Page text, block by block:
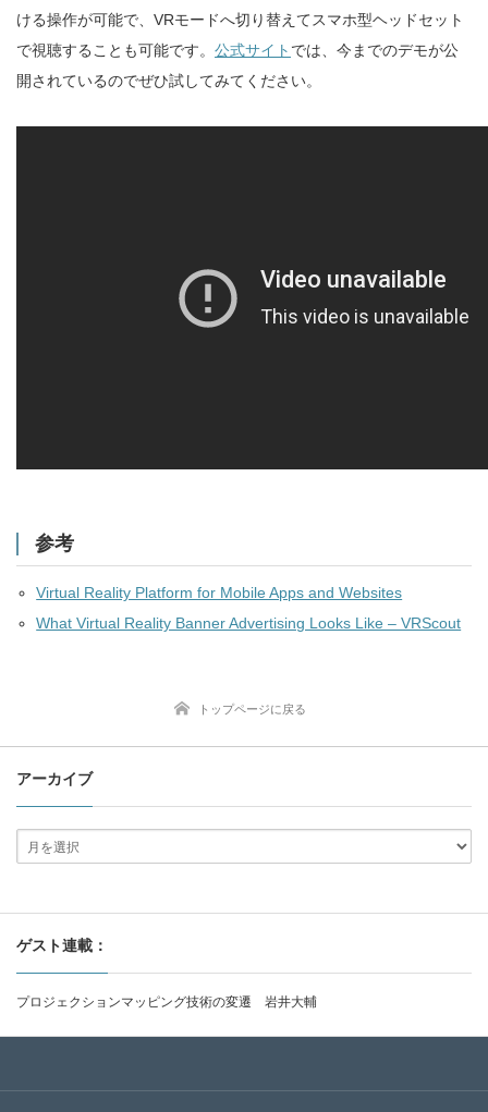
ける操作が可能で、VRモードへ切り替えてスマホ型ヘッドセット
で視聴することも可能です。 公式サイト では、今までのデモが公
開されているのでぜひ試してみてください。
参考
Virtual Reality Platform for Mobile Apps and Websites
What Virtual Reality Banner Advertising Looks Like – VRScout
トップページに戻る
アーカイブ
ゲスト連載：
プロジェクションマッピング技術の変遷 岩井大輔